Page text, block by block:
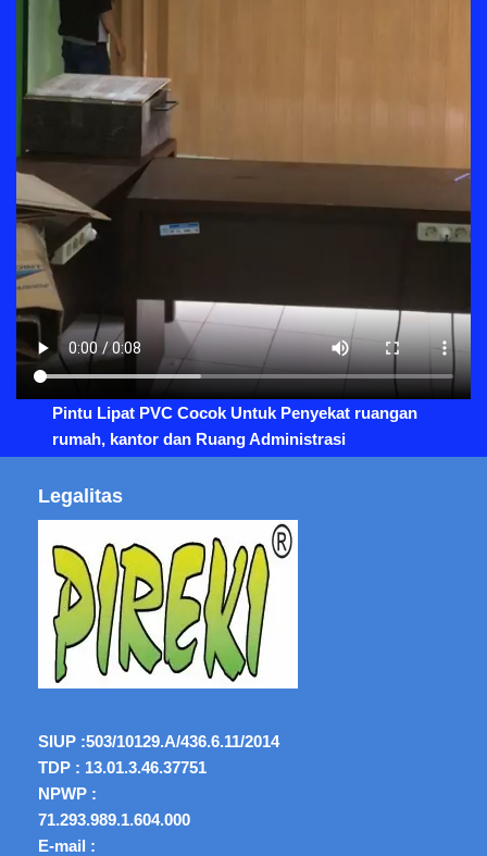
Pintu Lipat PVC Cocok Untuk Penyekat ruangan
rumah, kantor dan Ruang Administrasi
Legalitas
SIUP :503/10129.A/436.6.11/2014
TDP : 13.01.3.46.37751
NPWP :
71.293.989.1.604.000
E-mail :